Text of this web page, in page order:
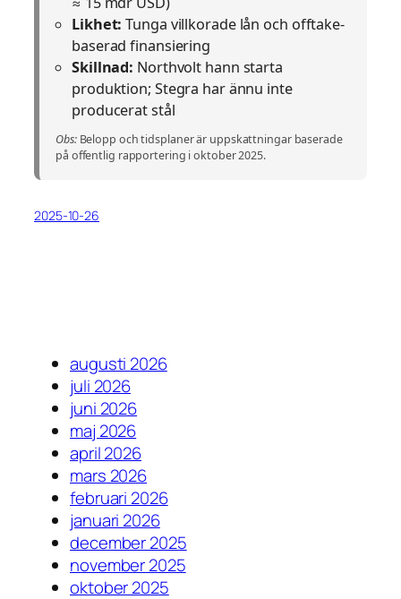
Likhet: Tunga villkorade lån och offtake-
baserad finansiering
Skillnad: Northvolt hann starta
produktion; Stegra har ännu inte
producerat stål
Obs:Belopp och tidsplaner är uppskattningar baserade
på offentlig rapportering i oktober 2025.
2025-10-26
augusti 2026
juli 2026
juni 2026
maj 2026
april 2026
mars 2026
februari 2026
januari 2026
december 2025
november 2025
oktober 2025